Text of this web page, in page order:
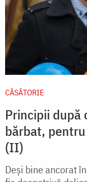
CĂSĂTORIE
Principii după
bărbat,
(II)
Deşi bine ancorat